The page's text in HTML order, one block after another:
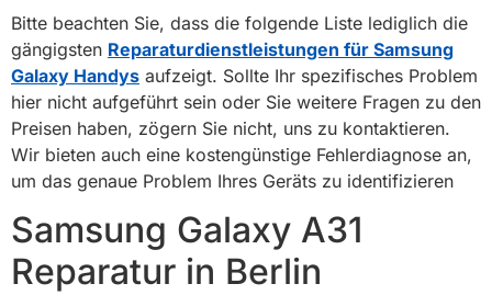
Bitte beachten Sie, dass die folgende Liste lediglich die
gängigsten Reparaturdienstleistungen für Samsung
Galaxy Handys aufzeigt. Sollte Ihr spezifisches Problem
hier nicht aufgeführt sein oder Sie weitere Fragen zu den
Preisen haben, zögern Sie nicht, uns zu kontaktieren.
Wir bieten auch eine kostengünstige Fehlerdiagnose an,
um das genaue Problem Ihres Geräts zu identifizieren
Samsung Galaxy A31
Reparatur in Berlin